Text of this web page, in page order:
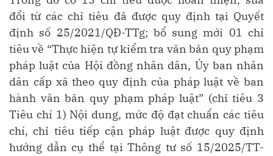
đổi từ các chỉ tiêu đã được quy định tại Quyết
định số 25/2021/QĐ-TTg; bổ sung mới 01 chỉ
tiêuvề “Thực hiện tự kiểm tra văn bản quy phạm
pháp luật của Hội đồng nhân dân, Ủy ban nhân
dân cấp xã theo quy định của pháp luật về ban
hành văn bản quy phạm pháp luật” (chỉ tiêu 3
Tiêu chí 1) Nội dung, mức độ đạt chuẩn các tiêu
chí, chỉ tiêu tiếp cận pháp luật được quy định
hướng dẫn cụ thể tại Thông tư số 15/2025/TT-